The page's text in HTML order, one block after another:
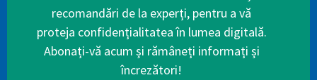
recomandări de la experți, pentru a vă
proteja confidențialitatea în lumea digitală.
Abonați-vă acum și rămâneți informați și
încrezători!